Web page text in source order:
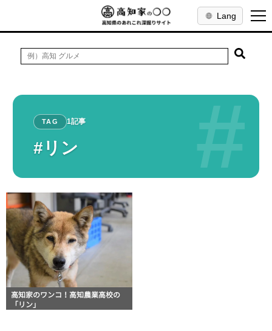
Lang
#
TAG 1記事
#リン
高知家のワンコ！高知農業高校の
「リン」